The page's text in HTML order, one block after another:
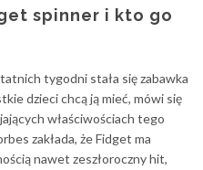
spinner i kto go
tygodni stała się zabawka
dzieci chcą ją mieć, mówi się
właściwościach tego
zakłada, że Fidget ma
nawet zeszłoroczny hit,